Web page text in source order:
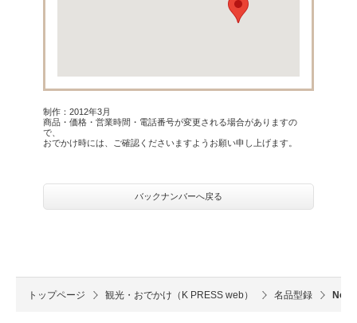
制作：2012年3月
商品・価格・営業時間・電話番号が変更される場合がありますの
で、
おでかけ時には、ご確認くださいますようお願い申し上げます。
バックナンバーへ戻る
トップページ 観光・おでかけ（K PRESS web） 名品型録